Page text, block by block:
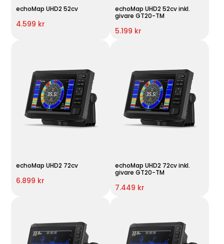
echoMap UHD2 52cv
4.599 kr
echoMap UHD2 52cv inkl.
givare GT20-TM
5.199 kr
echoMap UHD2 72cv
6.899 kr
echoMap UHD2 72cv inkl.
givare GT20-TM
7.449 kr